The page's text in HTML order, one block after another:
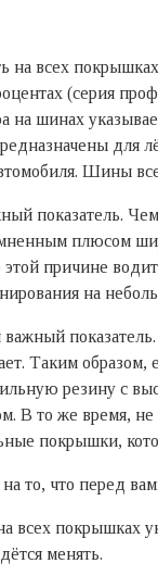
на всех
(серия
на шинах
для
Шины
показатель.
плюсом
этой причине
на
Таким
резину с
В то же время,
покрышки,
на то, что перед
всех покрышках
менять.